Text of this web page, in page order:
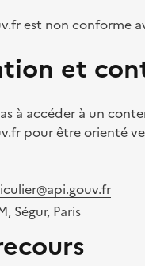
est non conforme
et
à accéder à un
pour être orienté
Ségur, Paris